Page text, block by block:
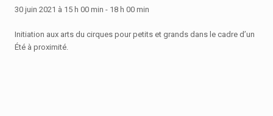
30 juin 2021 à 15 h 00 min - 18 h 00 min
Initiation aux arts du cirques pour petits et grands dans le cadre d’un
Été à proximité.